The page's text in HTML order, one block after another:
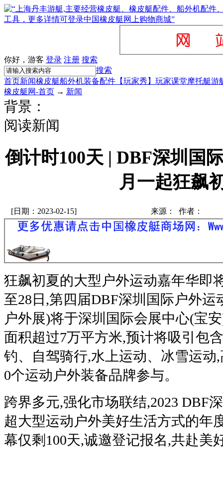
你好，游客 登录 注册 搜索
搜索
首页新闻橡皮艇船外机装备配件 【玩家秀】 玩家课堂摩托艇游
橡皮艇网-首页 → 新闻
背景：
阅读新闻
倒计时100天 | DBF深圳国
月一起狂飙
[日期：2023-02-15] 来源： 作者：
狂飙初夏的大型户外运动嘉年华即
至28日,第四届DBF深圳国际户外运
户外展)将于深圳国际会展中心(宝
面积超过7万平方米,预计将吸引包
钓、自驾骑行,水上运动、冰雪运动
0个运动户外装备品牌参与。
跨界多元,强化市场联结,2023 DBF
超大型运动户外美好生活方式的年
幕仅剩100天,诚邀登记报名,共赴美